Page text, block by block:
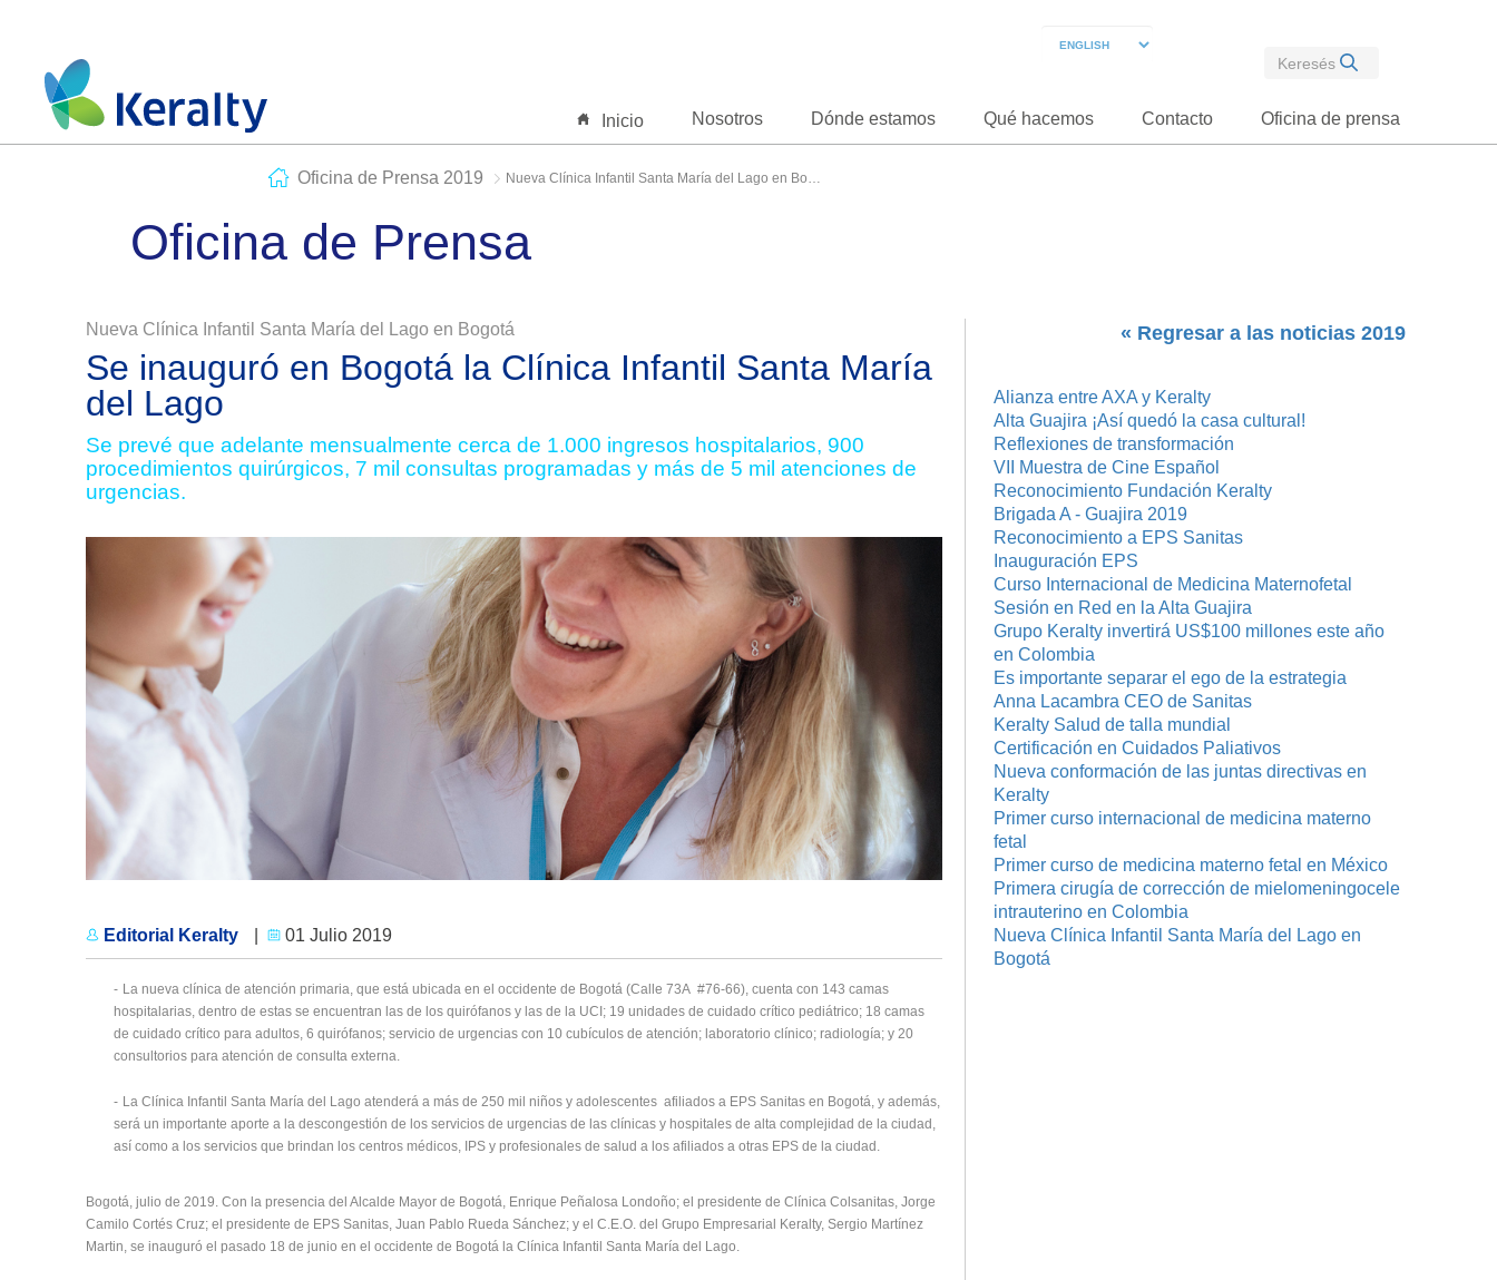
Inicio Nosotros Dónde estamos Qué hacemos Contacto Oficina de prensa
Oficina de Prensa 2019 Nueva Clínica Infantil Santa María del Lago en Bogotá
Oficina de Prensa
Nueva Clínica Infantil Santa María del Lago en Bogotá
Se inauguró en Bogotá la Clínica Infantil Santa María
del Lago
Se prevé que adelante mensualmente cerca de 1.000 ingresos hospitalarios, 900
procedimientos quirúrgicos, 7 mil consultas programadas y más de 5 mil atenciones de
urgencias.
Editorial Keralty 01 Julio 2019
- La nueva clínica de atención primaria, que está ubicada en el occidente de Bogotá (Calle 73A #76-66), cuenta con 143 camas
hospitalarias, dentro de estas se encuentran las de los quirófanos y las de la UCI; 19 unidades de cuidado crítico pediátrico; 18 camas
de cuidado crítico para adultos, 6 quirófanos; servicio de urgencias con 10 cubículos de atención; laboratorio clínico; radiología; y 20
consultorios para atención de consulta externa.
- La Clínica Infantil Santa María del Lago atenderá a más de 250 mil niños y adolescentes afiliados a EPS Sanitas en Bogotá, y además,
será un importante aporte a la descongestión de los servicios de urgencias de las clínicas y hospitales de alta complejidad de la ciudad,
así como a los servicios que brindan los centros médicos, IPS y profesionales de salud a los afiliados a otras EPS de la ciudad.
Bogotá, julio de 2019. Con la presencia del Alcalde Mayor de Bogotá, Enrique Peñalosa Londoño; el presidente de Clínica Colsanitas, Jorge
Camilo Cortés Cruz; el presidente de EPS Sanitas, Juan Pablo Rueda Sánchez; y el C.E.O. del Grupo Empresarial Keralty, Sergio Martínez
Martin, se inauguró el pasado 18 de junio en el occidente de Bogotá la Clínica Infantil Santa María del Lago.
« Regresar a las noticias 2019
Alianza entre AXA y Keralty
Alta Guajira ¡Así quedó la casa cultural!
Reflexiones de transformación
VII Muestra de Cine Español
Reconocimiento Fundación Keralty
Brigada A - Guajira 2019
Reconocimiento a EPS Sanitas
Inauguración EPS
Curso Internacional de Medicina Maternofetal
Sesión en Red en la Alta Guajira
Grupo Keralty invertirá US$100 millones este año
en Colombia
Es importante separar el ego de la estrategia
Anna Lacambra CEO de Sanitas
Keralty Salud de talla mundial
Certificación en Cuidados Paliativos
Nueva conformación de las juntas directivas en
Keralty
Primer curso internacional de medicina materno
fetal
Primer curso de medicina materno fetal en México
Primera cirugía de corrección de mielomeningocele
intrauterino en Colombia
Nueva Clínica Infantil Santa María del Lago en
Bogotá